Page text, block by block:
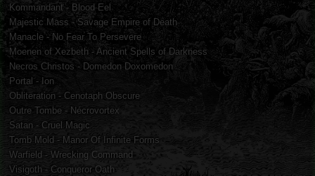
Kommandant - Blood Eel
Majestic Mass - Savage Empire of Death
Manacle - No Fear To Persevere
Moenen of Xezbeth - Ancient Spells of Darkness
Necros Christos - Domedon Doxomedon
Portal - Ion
Obliteration - Cenotaph Obscure
Outre Tombe - Nécrovortex
Satan - Cruel Magic
Tomb Mold - Manor Of Infinite Forms
Warfield - Wrecking Command
Visigoth - Conqueror Oath